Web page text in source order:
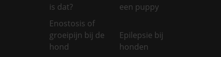
is dat?
een puppy
Enostosis of
groeipijn bij de
hond
Epilepsie bij
honden